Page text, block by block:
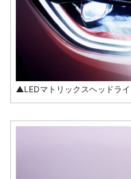
▲LEDマトリックスヘッドラ